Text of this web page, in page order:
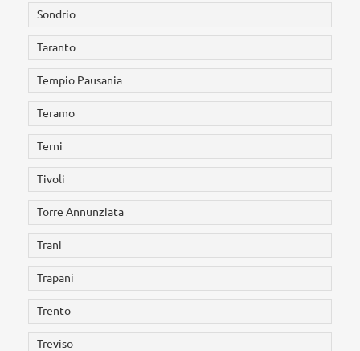
Sondrio
Taranto
Tempio Pausania
Teramo
Terni
Tivoli
Torre Annunziata
Trani
Trapani
Trento
Treviso